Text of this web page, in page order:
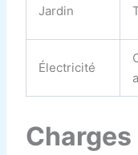
Jardin
Électricité